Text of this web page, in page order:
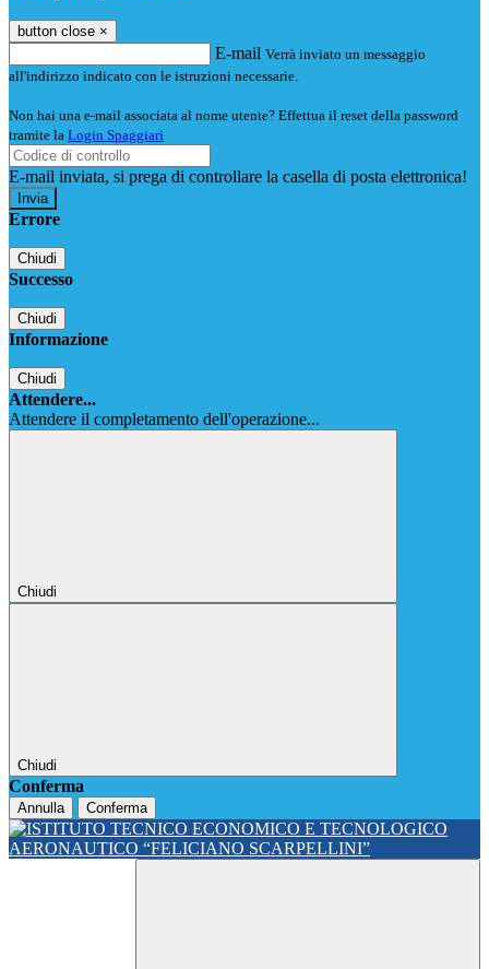
button close ×
E-mail Verrà inviato un messaggio
all'indirizzo indicato con le istruzioni necessarie.
Non hai una e-mail associata al nome utente? Effettua il reset della password
tramite la Login Spaggiari
E-mail inviata, si prega di controllare la casella di posta elettronica!
Errore
Chiudi
Successo
Chiudi
Informazione
Chiudi
Attendere...
Attendere il completamento dell'operazione...
Chiudi
Chiudi
Conferma
Annulla Conferma